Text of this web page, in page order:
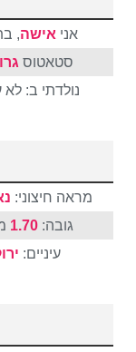
אני אישה,
סטאטוס
נולדתי ב: לא
מראה חיצוני:
גובה: 1.70
עיניים: